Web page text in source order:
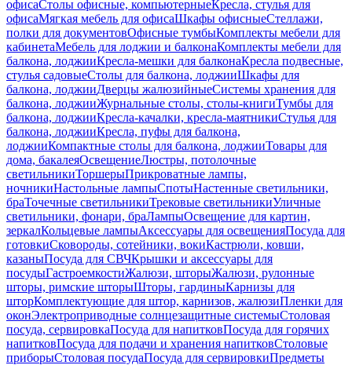
офисаСтолы офисные, компьютерныеКресла, стулья для
офисаМягкая мебель для офисаШкафы офисныеСтеллажи,
полки для документовОфисные тумбыКомплекты мебели для
кабинетаМебель для лоджии и балконаКомплекты мебели для
балкона, лоджииКресла-мешки для балконаКресла подвесные,
стулья садовыеСтолы для балкона, лоджииШкафы для
балкона, лоджииДверцы жалюзийныеСистемы хранения для
балкона, лоджииЖурнальные столы, столы-книгиТумбы для
балкона, лоджииКресла-качалки, кресла-маятникиСтулья для
балкона, лоджииКресла, пуфы для балкона,
лоджииКомпактные столы для балкона, лоджииТовары для
дома, бакалеяОсвещениеЛюстры, потолочные
светильникиТоршерыПрикроватные лампы,
ночникиНастольные лампыСпотыНастенные светильники,
браТочечные светильникиТрековые светильникиУличные
светильники, фонари, браЛампыОсвещение для картин,
зеркалКольцевые лампыАксессуары для освещенияПосуда для
готовкиСковороды, сотейники, вокиКастрюли, ковши,
казаныПосуда для СВЧКрышки и аксессуары для
посудыГастроемкостиЖалюзи, шторыЖалюзи, рулонные
шторы, римские шторыШторы, гардиныКарнизы для
шторКомплектующие для штор, карнизов, жалюзиПленки для
оконЭлектроприводные солнцезащитные системыСтоловая
посуда, сервировкаПосуда для напитковПосуда для горячих
напитковПосуда для подачи и хранения напитковСтоловые
приборыСтоловая посудаПосуда для сервировкиПредметы